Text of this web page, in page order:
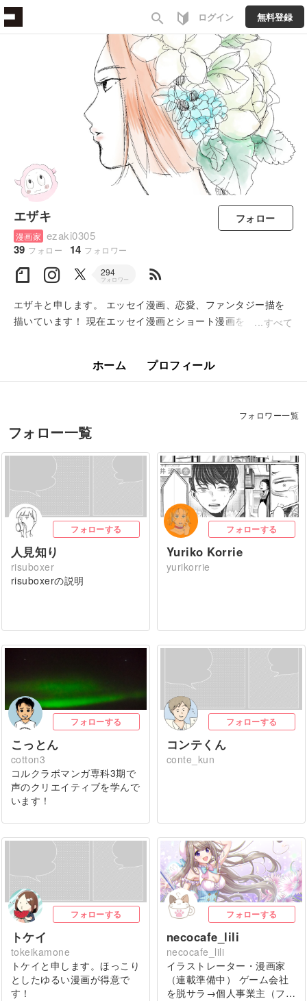
search ログイン 無料登録
エザキ
漫画家 ezaki0305
39 フォロー 14 フォロワー
フォロー
294
フォロワー rss_feed
エザキと申します。 エッセイ漫画、恋愛、ファンタジー描を
描いています！ 現在エッセイ漫画とショート漫画を Twitterで
すべて
ホーム プロフィール
フォロー一覧
フォロワー一覧
フォローする
人見知り
risuboxer
risuboxerの説明
フォローする
Yuriko Korrie
yurikorrie
フォローする
こっとん
cotton3
コルクラボマンガ専科3期で
声のクリエイティブを学んで
います！
フォローする
コンテくん
conte_kun
フォローする
トケイ
tokeikamone
トケイと申します。ほっこり
としたゆるい漫画が得意で
す！
フォローする
necocafe_lili
necocafe_lili
イラストレーター・漫画家
（連載準備中） ゲーム会社
を脱サラ→個人事業主（フ…